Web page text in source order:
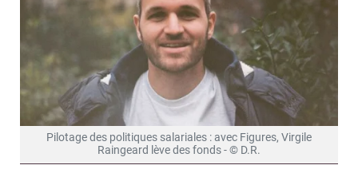
Pilotage des politiques salariales : avec Figures, Virgile
Raingeard lève des fonds - © D.R.